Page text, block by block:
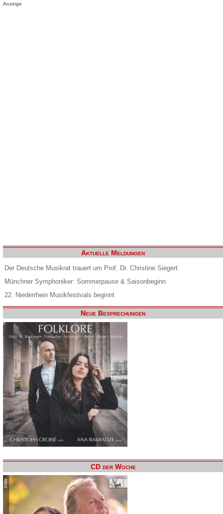
Anzeige
Aktuelle Meldungen
Der Deutsche Musikrat trauert um Prof. Dr. Christine Siegert
Münchner Symphoniker: Sommerpause & Saisonbeginn
22. Niederrhein Musikfestivals beginnt
Neue Besprechungen
CD der Woche